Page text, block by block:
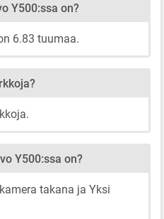
Y500:ssa on?
6.83 tuumaa.
Y500:ssa on?
takana ja Yksi